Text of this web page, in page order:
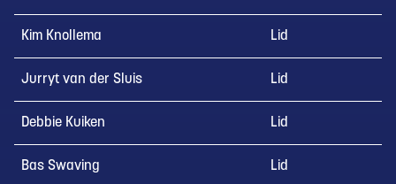
Kim Knollema Lid
Jurryt van der Sluis Lid
Debbie Kuiken Lid
Bas Swaving Lid